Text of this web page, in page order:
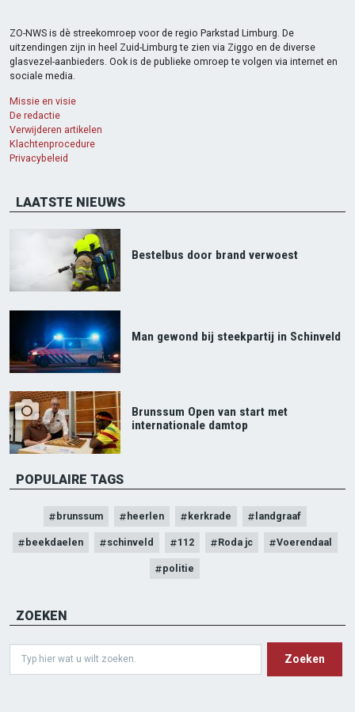
ZO-NWS is dè streekomroep voor de regio Parkstad Limburg. De
uitzendingen zijn in heel Zuid-Limburg te zien via Ziggo en de diverse
glasvezel-aanbieders. Ook is de publieke omroep te volgen via internet en
sociale media.
Missie en visie
De redactie
Verwijderen artikelen
Klachtenprocedure
Privacybeleid
LAATSTE NIEUWS
Bestelbus door brand verwoest
Man gewond bij steekpartij in Schinveld
Brunssum Open van start met
internationale damtop
POPULAIRE TAGS
brunssum heerlen kerkrade landgraaf
beekdaelen schinveld 112 Roda jc Voerendaal
politie
ZOEKEN